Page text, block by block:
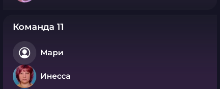
Команда 11
Мари
Инесса